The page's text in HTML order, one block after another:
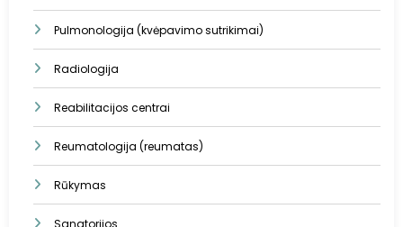
Pulmonologija (kvėpavimo sutrikimai)
Radiologija
Reabilitacijos centrai
Reumatologija (reumatas)
Rūkymas
Sanatorijos